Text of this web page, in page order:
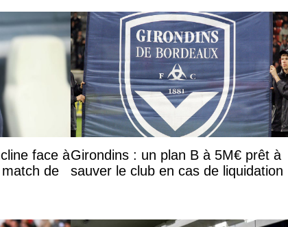
face à
de
Girondins : un plan B à 5M€ prêt à
sauver le club en cas de liquidation